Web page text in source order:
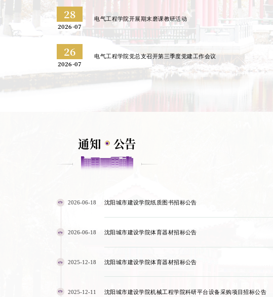
28
2026-07
电气工程学院开展期末磨课教研活动
26
2026-07
电气工程学院党总支召开第三季度党建工作会议
通知 公告
2026-06-18 沈阳城市建设学院纸质图书招标公告
2026-06-18 沈阳城市建设学院体育器材招标公告
2025-12-18 沈阳城市建设学院体育器材招标公告
2025-12-11 沈阳城市建设学院机械工程学院科研平台设备采购项目招标公告
城建达人vol.42丨柴
城建达人vol.41丨丁
城建达人vol.40丨毕